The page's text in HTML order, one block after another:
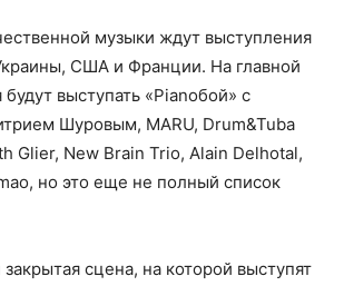
музыки ждут выступления
США и Франции. На главной
выступать «Pianoбой» с
Шуровым, MARU, Drum&Tuba
Glier, New Brain Trio, Alain Delhotal,
но это еще не полный список
закрытая сцена, на которой выступят